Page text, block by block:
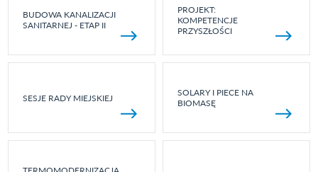
BUDOWA KANALIZACJI
SANITARNEJ - ETAP II
PROJEKT:
KOMPETENCJE
PRZYSZŁOŚCI
SESJE RADY MIEJSKIEJ
SOLARY I PIECE NA
BIOMASĘ